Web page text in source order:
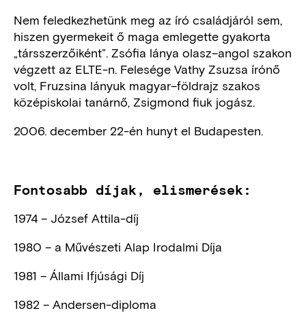
Nem feledkezhetünk meg az író családjáról sem,
hiszen gyermekeit ő maga emlegette gyakorta
„társszerzőiként”. Zsófia lánya olasz–angol szakon
végzett az ELTE-n. Felesége Vathy Zsuzsa írónő
volt, Fruzsina lányuk magyar–földrajz szakos
középiskolai tanárnő, Zsigmond fiuk jogász.
2006. december 22-én hunyt el Budapesten.
Fontosabb díjak, elismerések:
1974 – József Attila-díj
1980 – a Művészeti Alap Irodalmi Díja
1981 – Állami Ifjúsági Díj
1982 – Andersen-diploma